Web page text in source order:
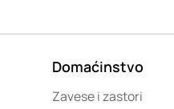
Domaćinstvo
Zavese i zastori